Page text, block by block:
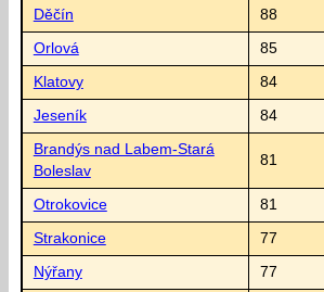
Děčín 88
Orlová 85
Klatovy 84
Jeseník 84
Brandýs nad Labem-Stará
Boleslav
81
Otrokovice 81
Strakonice 77
Nýřany 77